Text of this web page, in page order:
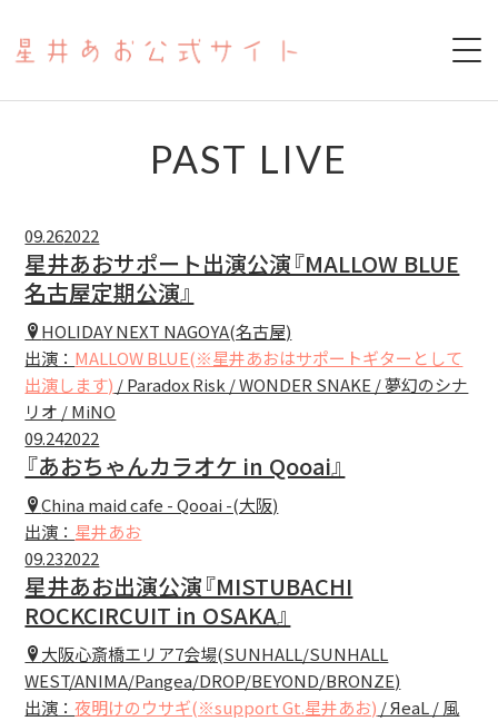
SCHEDULE
YOUTUBE
COVER
CONTACT
PAST LIVE
09.262022
星井あおサポート出演公演『MALLOW BLUE
名古屋定期公演』
HOLIDAY NEXT NAGOYA(名古屋)
出演： MALLOW BLUE(※星井あおはサポートギターとして
出演します) / Paradox Risk / WONDER SNAKE / 夢幻のシナ
リオ / MiNO
09.242022
『あおちゃんカラオケ in Qooai』
China maid cafe - Qooai -(大阪)
出演： 星井あお
09.232022
星井あお出演公演『MISTUBACHI
ROCKCIRCUIT in OSAKA』
大阪心斎橋エリア7会場(SUNHALL/SUNHALL
WEST/ANIMA/Pangea/DROP/BEYOND/BRONZE)
出演：夜明けのウサギ(※support Gt.星井あお) / ЯeaL / 風